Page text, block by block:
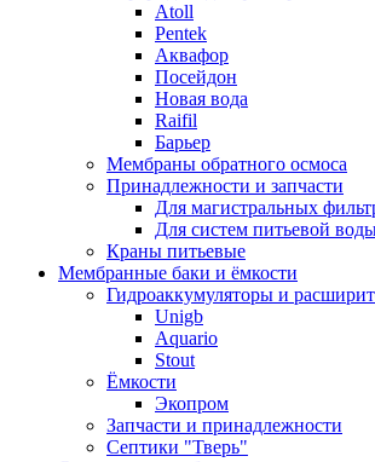
Atoll
Pentek
Аквафор
Посейдон
Новая вода
Raifil
Барьер
Мембраны обратного осмоса
Принадлежности и запчасти
Для магистральных
Для систем питьевой
Краны питьевые
Мембранные баки и ёмкости
Гидроаккумуляторы и
Unigb
Aquario
Stout
Ёмкости
Экопром
Запчасти и принадлежности
Септики "Тверь"